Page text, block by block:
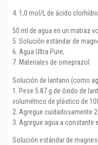
4. 1,0 mol/L de ácido
50 ml de agua en un matraz
5. Solución estándar de
6. Agua Ultra Pure,
7. Materiales de omeprazol
Solución de lantano (como
1. Pese 5.87 g de óxido de
volumétrico de plástico de 100
2. Agregue cuidadosamente
3. Agregue agua a constante
Solución estándar de